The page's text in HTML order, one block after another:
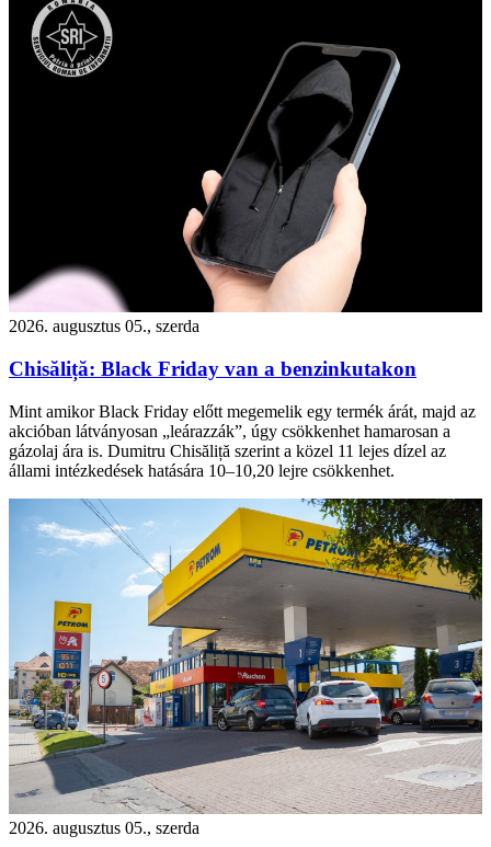
2026. augusztus 05., szerda
Chisăliță: Black Friday van a benzinkutakon
Mint amikor Black Friday előtt megemelik egy termék árát, majd az
akcióban látványosan „leárazzák”, úgy csökkenhet hamarosan a
gázolaj ára is. Dumitru Chisăliță szerint a közel 11 lejes dízel az
állami intézkedések hatására 10–10,20 lejre csökkenhet.
2026. augusztus 05., szerda